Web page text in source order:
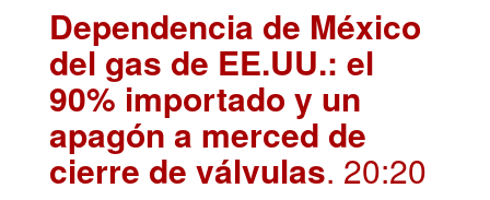
Dependencia de México
del gas de EE.UU.: el
90% importado y un
apagón a merced de
cierre de válvulas. 20:20